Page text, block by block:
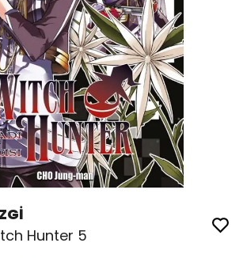
Hunter 5